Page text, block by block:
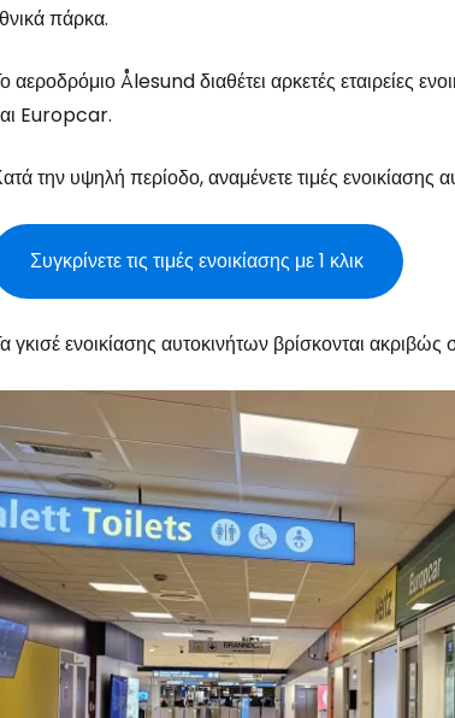
πάρκα.
αεροδρόμιο Ålesund διαθέτει αρκετές εταιρείες
Europcar.
την υψηλή περίοδο, αναμένετε τιμές ενοικίασης
Συγκρίνετε τις τιμές ενοικίασης με 1 κλικ
γκισέ ενοικίασης αυτοκινήτων βρίσκονται